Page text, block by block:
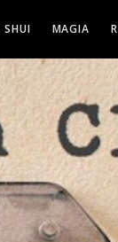
SHUI MAGIA